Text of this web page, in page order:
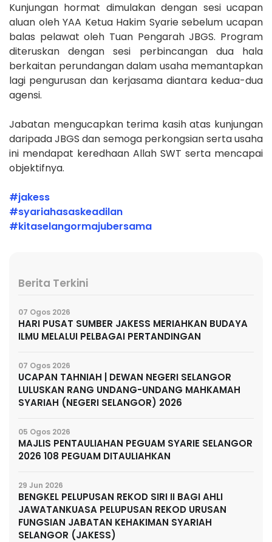
Kunjungan hormat dimulakan dengan sesi ucapan
aluan oleh YAA Ketua Hakim Syarie sebelum ucapan
balas pelawat oleh Tuan Pengarah JBGS. Program
diteruskan dengan sesi perbincangan dua hala
berkaitan perundangan dalam usaha memantapkan
lagi pengurusan dan kerjasama diantara kedua-dua
agensi.
Jabatan mengucapkan terima kasih atas kunjungan
daripada JBGS dan semoga perkongsian serta usaha
ini mendapat keredhaan Allah SWT serta mencapai
objektifnya.
#jakess
#syariahasaskeadilan
#kitaselangormajubersama
Berita Terkini
07 Ogos 2026
HARI PUSAT SUMBER JAKESS MERIAHKAN BUDAYA
ILMU MELALUI PELBAGAI PERTANDINGAN
07 Ogos 2026
UCAPAN TAHNIAH | DEWAN NEGERI SELANGOR
LULUSKAN RANG UNDANG-UNDANG MAHKAMAH
SYARIAH (NEGERI SELANGOR) 2026
05 Ogos 2026
MAJLIS PENTAULIAHAN PEGUAM SYARIE SELANGOR
2026 108 PEGUAM DITAULIAHKAN
29 Jun 2026
BENGKEL PELUPUSAN REKOD SIRI II BAGI AHLI
JAWATANKUASA PELUPUSAN REKOD URUSAN
FUNGSIAN JABATAN KEHAKIMAN SYARIAH
SELANGOR (JAKESS)